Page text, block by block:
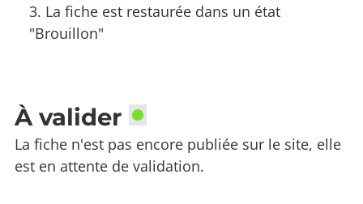
La fiche est restaurée dans un état
"Brouillon"
À valider
La fiche n'est pas encore publiée sur le site, elle
est en attente de validation.